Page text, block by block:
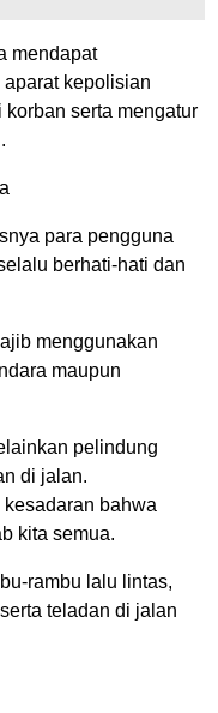
mendapat
kepolisian
serta mengatur
para pengguna
berhati-hati dan
menggunakan
maupun
pelindung
di jalan.
bahwa
kita semua.
rambu lalu lintas,
teladan di jalan